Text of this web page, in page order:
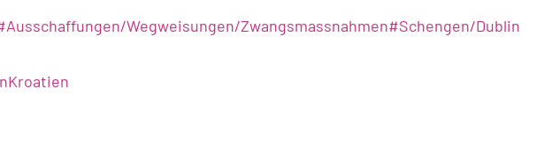
Ausschaffungen/Wegweisungen/Zwangsmassnahmen#Schengen/Dublin